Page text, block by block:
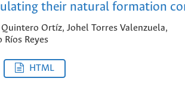
their natural formation
Ortíz, Johel Torres Valenzuela,
Reyes
HTML